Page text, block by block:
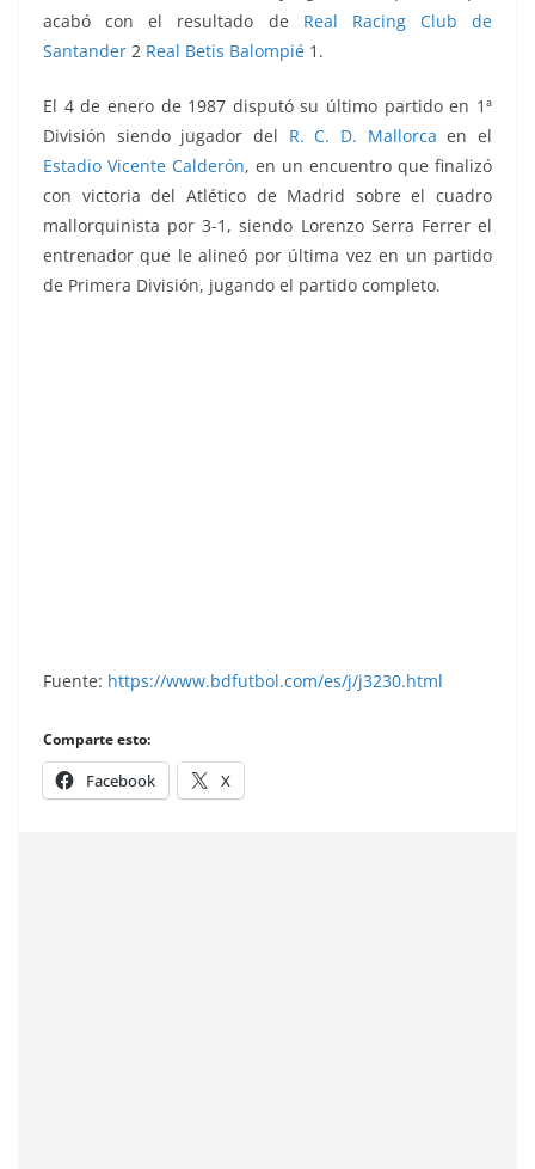
acabó con el resultado de Real Racing Club de
Santander 2 Real Betis Balompié 1.
El 4 de enero de 1987 disputó su último partido en 1ª
División siendo jugador del R. C. D. Mallorca en el
Estadio Vicente Calderón, en un encuentro que finalizó
con victoria del Atlético de Madrid sobre el cuadro
mallorquinista por 3-1, siendo Lorenzo Serra Ferrer el
entrenador que le alineó por última vez en un partido
de Primera División, jugando el partido completo.
Fuente: https://www.bdfutbol.com/es/j/j3230.html
Comparte esto:
Facebook X